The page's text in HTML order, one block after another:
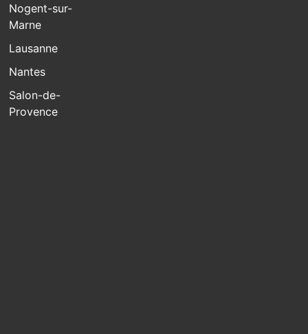
Nogent-sur-
Marne
Lausanne
Nantes
Salon-de-
Provence